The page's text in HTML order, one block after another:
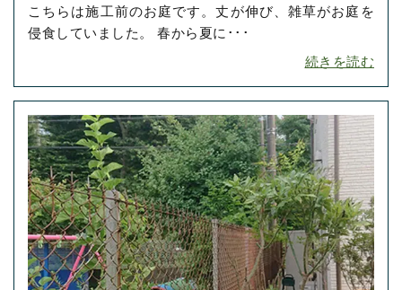
こちらは施工前のお庭です。丈が伸び、雑草がお庭を
侵食していました。 春から夏に･･･
続きを読む